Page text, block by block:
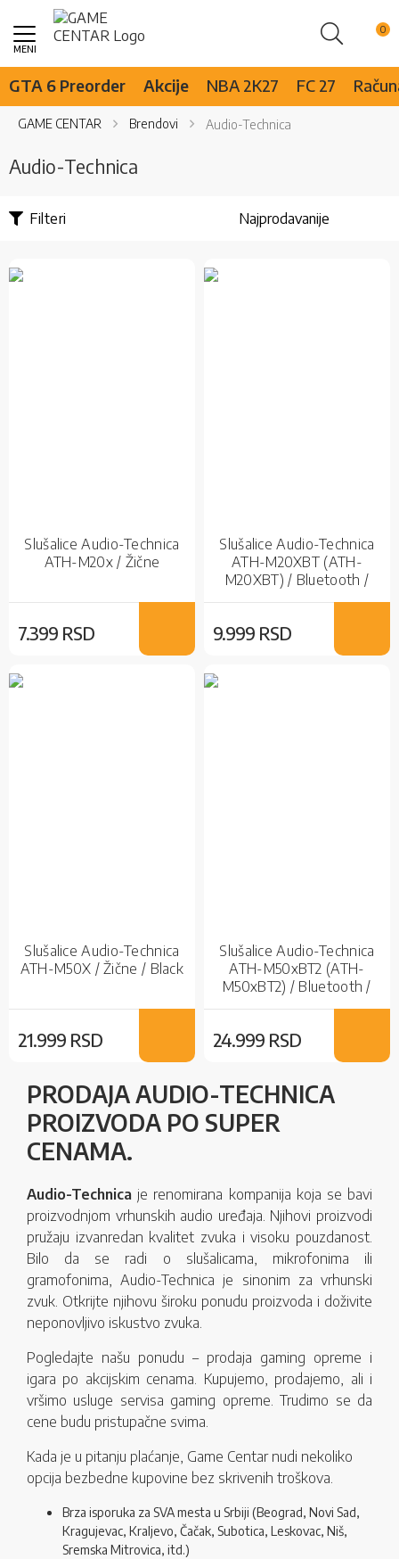
Pretraži
Skip
Content
GTA 6 Preorder Akcije NBA 2K27 FC 27
GAME CENTAR Brendovi Audio-Technica
Audio-Technica
Filteri
Slušalice Audio-Technica
ATH-M20x / Žične
7.399 RSD
Slušalice Audio-Technica
ATH-M20XBT (ATH-
M20XBT) / Bluetooth /
Bežične
9.999 RSD
Slušalice Audio-Technica
ATH-M50X / Žične / Black
21.999 RSD
Slušalice Audio-Technica
ATH-M50xBT2 (ATH-
M50xBT2) / Bluetooth /
24.999 RSD
PRODAJA AUDIO-TECHNICA
PROIZVODA PO SUPER
CENAMA.
Audio-Technica je renomirana kompanija koja se bavi
proizvodnjom vrhunskih audio uređaja. Njihovi proizvodi
pružaju izvanredan kvalitet zvuka i visoku pouzdanost.
Bilo da se radi o slušalicama, mikrofonima ili
gramofonima, Audio-Technica je sinonim za vrhunski
zvuk. Otkrijte njihovu široku ponudu proizvoda i doživite
neponovljivo iskustvo zvuka.
Pogledajte našu ponudu – prodaja gaming opreme i
igara po akcijskim cenama. Kupujemo, prodajemo, ali i
vršimo usluge servisa gaming opreme. Trudimo se da
cene budu pristupačne svima.
Kada je u pitanju plaćanje, Game Centar nudi nekoliko
opcija bezbedne kupovine bez skrivenih troškova.
Brza isporuka za SVA mesta u Srbiji (Beograd, Novi Sad,
Kragujevac, Kraljevo, Čačak, Subotica, Leskovac, Niš,
Sremska Mitrovica, itd.)